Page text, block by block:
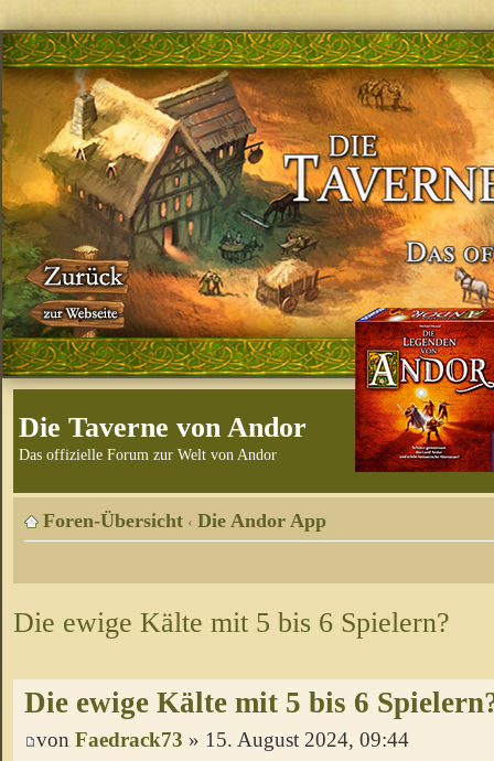
Die Taverne von Andor
Das offizielle Forum zur Welt von Andor
Foren-Übersicht ‹ Die Andor App
Die ewige Kälte mit 5 bis 6 Spielern?
Die ewige Kälte mit 5 bis 6
von Faedrack73 » 15. August 2024, 09:44